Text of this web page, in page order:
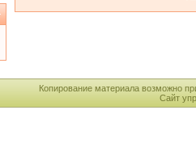
Копирование материала возможно
Сайт